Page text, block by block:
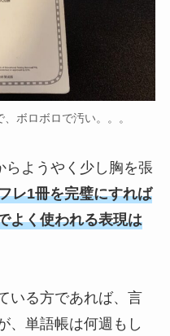
ボロボロで汚い。。。
ようやく少し胸を張
レ1冊を完璧にすれば
よく使われる表現は
いる方であれば、言
、単語帳は何週もし